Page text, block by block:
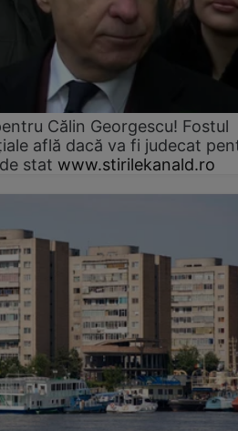
Călin Georgescu! Fostul
află dacă va fi judecat
stat www.stirilekanald.ro